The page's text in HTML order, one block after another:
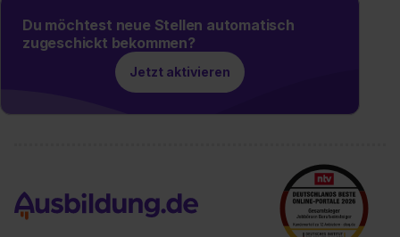
Du möchtest neue Stellen automatisch
zugeschickt bekommen?
Jetzt aktivieren